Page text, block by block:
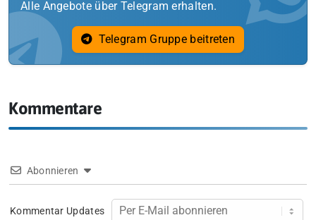
Alle Angebote über Telegram erhalten.
Telegram Gruppe beitreten
Kommentare
Abonnieren
Kommentar Updates